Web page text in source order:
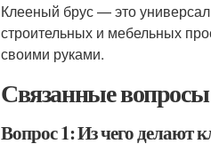
Клееный брус — это
строительных и мебельных
своими руками.
Связанные
Вопрос 1: Из чего делают